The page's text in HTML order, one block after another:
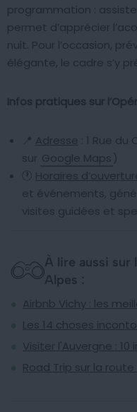
programmation :
permet d’apprécier
nuit. Pour l’occasion,
élégante, le cadre s’y
Infos pratiques sur
📍 Adresse : 1 Rue
sur Google Maps)
🕐 Horaires
et événements,
visites guidées et
À lire aussi sur
Alpes :
Airbnb Vichy : les
Les 14 choses
Visiter l'Auvergne :
Road Trip sur la